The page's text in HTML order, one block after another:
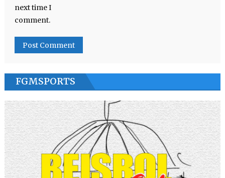
next time I
comment.
FGMSPORTS